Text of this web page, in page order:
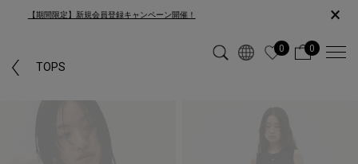
【期間限定】新規会員登録キャンペーン開催！ ×
TOPS
0
0
「PARKER」カテゴリーではヒットしなかった為、「TOPS」カテゴリーの